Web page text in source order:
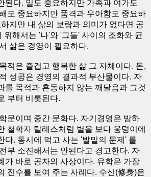
된다. 일도 중요하지만 가족과 여가도
도 중요하지만 품격과 우아함도 중요하
지만 내 삶의 보람과 의미가 없다면 공
위해서는 '나'와 '그들' 사이의 조화와 균
삶은 경영이 필요하다.
적은 즐겁고 행복한 삶 그 자체이다. 돈,
성공은 경영의 결과적 부산물이다. 자
를 목적과 혼동하지 않는 깨달음과 그것
부터 비롯된다.
문이며 중간 문화다. 자기경영은 밤하
철학자 탈레스처럼 별을 보다 웅덩이에
다. 동시에 먹고 사는 '발밑의 문제' 를
부 소진해서는 안된다고 경고한다. 자
가 바로 공자의 사상이다. 유학은 가장
진수를 보여 주는 사례다. 수신(修身)은